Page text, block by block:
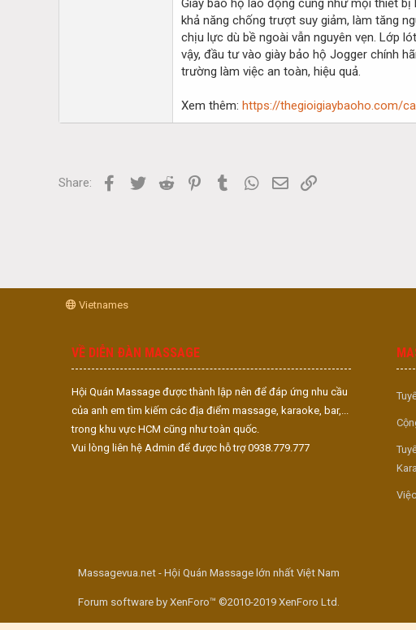
Giày bảo hộ lao động cũng như mọi thiết
khả năng chống trượt suy giảm, làm tăng
chịu lực dù bề ngoài vẫn nguyên vẹn. Lớp
vậy, đầu tư vào giày bảo hộ Jogger chính
trường làm việc an toàn, hiệu quả.
Xem thêm: https://thegioigiaybaoho.com/
Share: Facebook
Twitter Reddit PinterestTumblr WhatsApp
Email
Vietnames
VỀ DIỄN ĐÀN MASSAGE
Hội Quán Massage được thành lập nên để đáp ứng nhu cầu
của anh em tìm kiếm các địa điểm massage, karaoke, bar,...
trong khu vực HCM cũng như toàn quốc.
Vui lòng liên hệ Admin để được hỗ trợ 0938.779.777
Massagevua.net - Hội Quán Massage lớn nhất Việt Nam
Forum software by XenForo™ ©2010-2019 XenForo Ltd.